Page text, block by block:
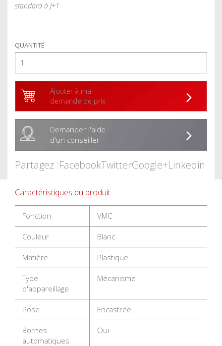
standard à J+1
QUANTITÉ
Ajouter à ma
demande de prix
Demander l'aide
d'un conseiller
Partagez :FacebookTwitterGoogle+Linkedin
Caractéristiques du produit
Fonction VMC
Couleur Blanc
Matière Plastique
Type
d'appareillage
Mécanisme
Pose Encastrée
Bornes
automatiques
Oui